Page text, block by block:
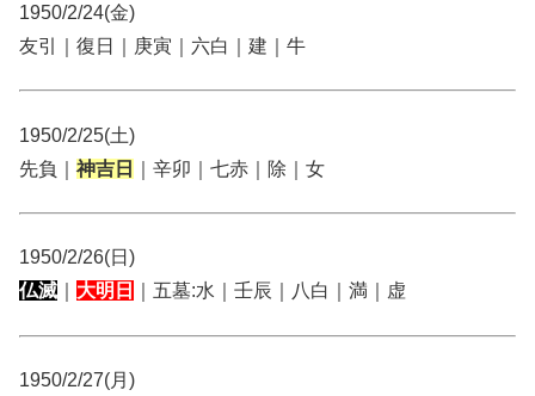
1950/2/24(金)
友引｜復日｜庚寅｜六白｜建｜牛
1950/2/25(土)
先負｜ 神吉日 ｜辛卯｜七赤｜除｜女
1950/2/26(日)
仏滅
大明日 ｜五墓:水｜壬辰｜八白｜満｜虚
1950/2/27(月)